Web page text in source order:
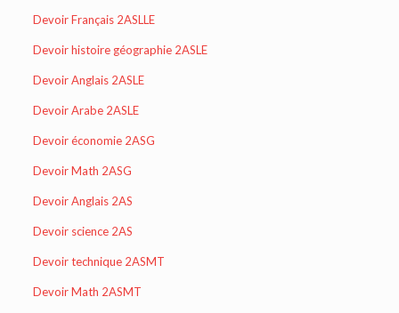
Devoir Français 2ASLLE
Devoir histoire géographie 2ASLE
Devoir Anglais 2ASLE
Devoir Arabe 2ASLE
Devoir économie 2ASG
Devoir Math 2ASG
Devoir Anglais 2AS
Devoir science 2AS
Devoir technique 2ASMT
Devoir Math 2ASMT